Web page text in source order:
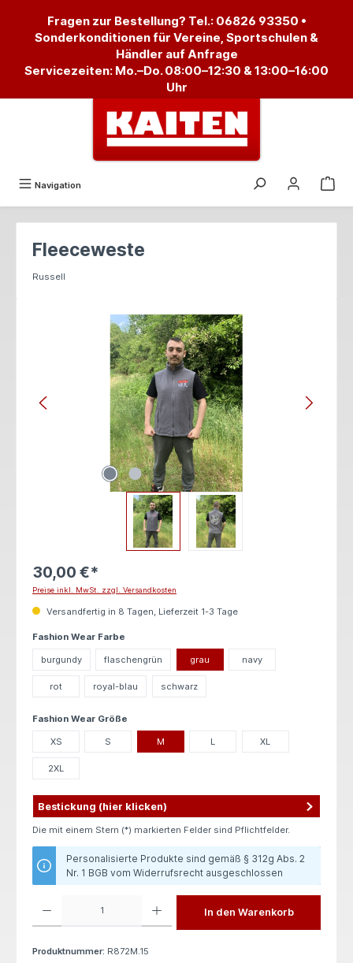
Fragen zur Bestellung? Tel.: 06826 93350 •
Sonderkonditionen für Vereine, Sportschulen &
Händler auf Anfrage
Servicezeiten: Mo.–Do. 08:00–12:30 & 13:00–16:00
Uhr
Navigation
Fleeceweste
Russell
Bildergalerie überspringen
30,00 €*
Preise inkl. MwSt. zzgl. Versandkosten
Versandfertig in 8 Tagen, Lieferzeit 1-3 Tage
Fashion Wear Farbe
burgundy flaschengrün grau navy
rot royal-blau schwarz
Fashion Wear Größe
XS S M L XL
2XL
Bestickung (hier klicken)
Die mit einem Stern (*) markierten Felder sind Pflichtfelder.
Personalisierte Produkte sind gemäß § 312g Abs. 2
Nr. 1 BGB vom Widerrufsrecht ausgeschlossen
In den Warenkorb
Produktnummer: R872M.15